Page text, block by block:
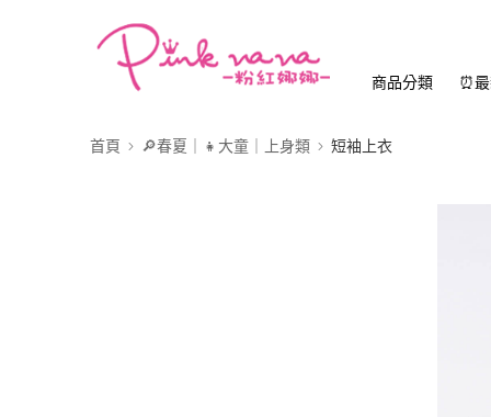
商品分類 ⏰
首頁 🔎春夏｜👧大童｜上身類 短袖上衣